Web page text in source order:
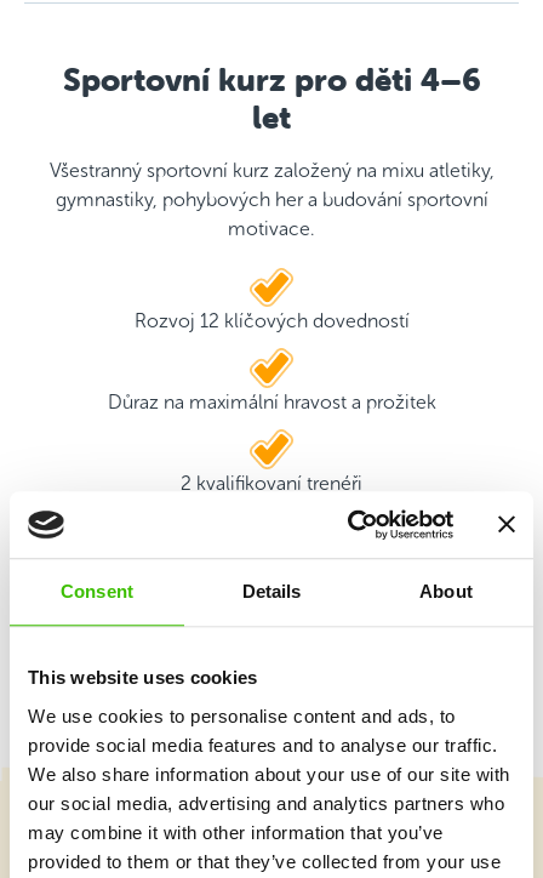
Consent Details About
This website uses cookies
We use cookies to personalise content and ads, to
provide social media features and to analyse our traffic.
We also share information about your use of our site with
our social media, advertising and analytics partners who
may combine it with other information that you’ve
provided to them or that they’ve collected from your use
Sportovní kurz pro děti 4–6
let
Všestranný sportovní kurz založený na mixu atletiky,
gymnastiky, pohybových her a budování sportovní
motivace.
Rozvoj 12 klíčových dovedností
Důraz na maximální hravost a prožitek
2 kvalifikovaní trenéři
Hrací plán s motivačními samolepkami